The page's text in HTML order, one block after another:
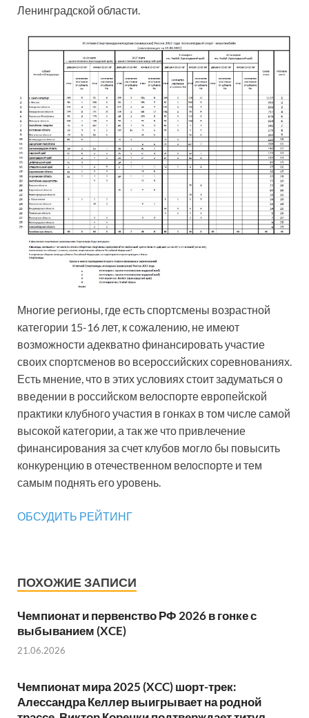
Ленинградской области.
Многие регионы, где есть спортсмены возрастной
категории 15-16 лет, к сожалению, не имеют
возможности адекватно финансировать участие
своих спортсменов во всероссийских соревнованиях.
Есть мнение, что в этих условиях стоит задуматься о
введении в российском велоспорте европейской
практики клубного участия в гонках в том числе самой
высокой категории, а так же что привлечение
финансирования за счет клубов могло бы повысить
конкуренцию в отечественном велоспорте и тем
самым поднять его уровень.
ОБСУДИТЬ РЕЙТИНГ
ПОХОЖИЕ ЗАПИСИ
Чемпионат и первенство РФ 2026 в гонке с
выбыванием (XCE)
21.06.2026
Чемпионат мира 2025 (XCC) шорт-трек:
Алессандра Келлер выигрывает на родной